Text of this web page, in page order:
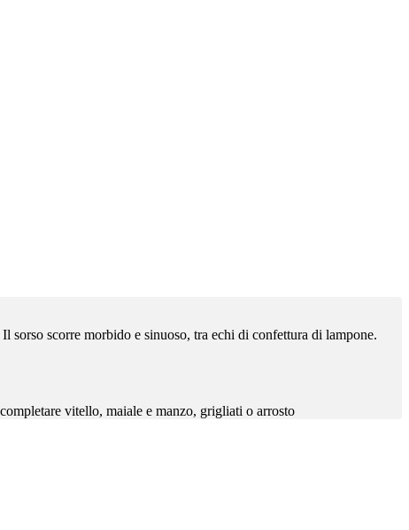
scorre morbido e sinuoso, tra echi di confettura di lampone.
vitello, maiale e manzo, grigliati o arrosto